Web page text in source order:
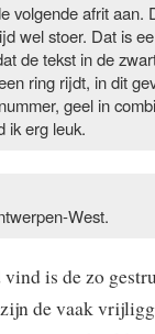
volgende afrit aan.
wel stoer. Dat is
de tekst in de
ring rijdt, in dit
geel in
ik erg leuk.
West.
is de zo
de vaak